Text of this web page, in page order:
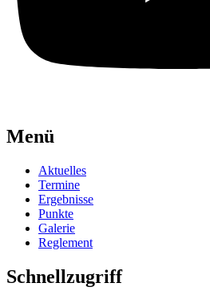
Menü
Aktuelles
Termine
Ergebnisse
Punkte
Galerie
Reglement
Schnellzugriff